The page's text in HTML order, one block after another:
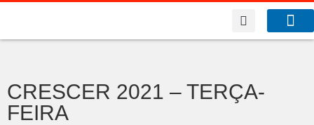
CRESCER 2021 – TERÇA-
FEIRA